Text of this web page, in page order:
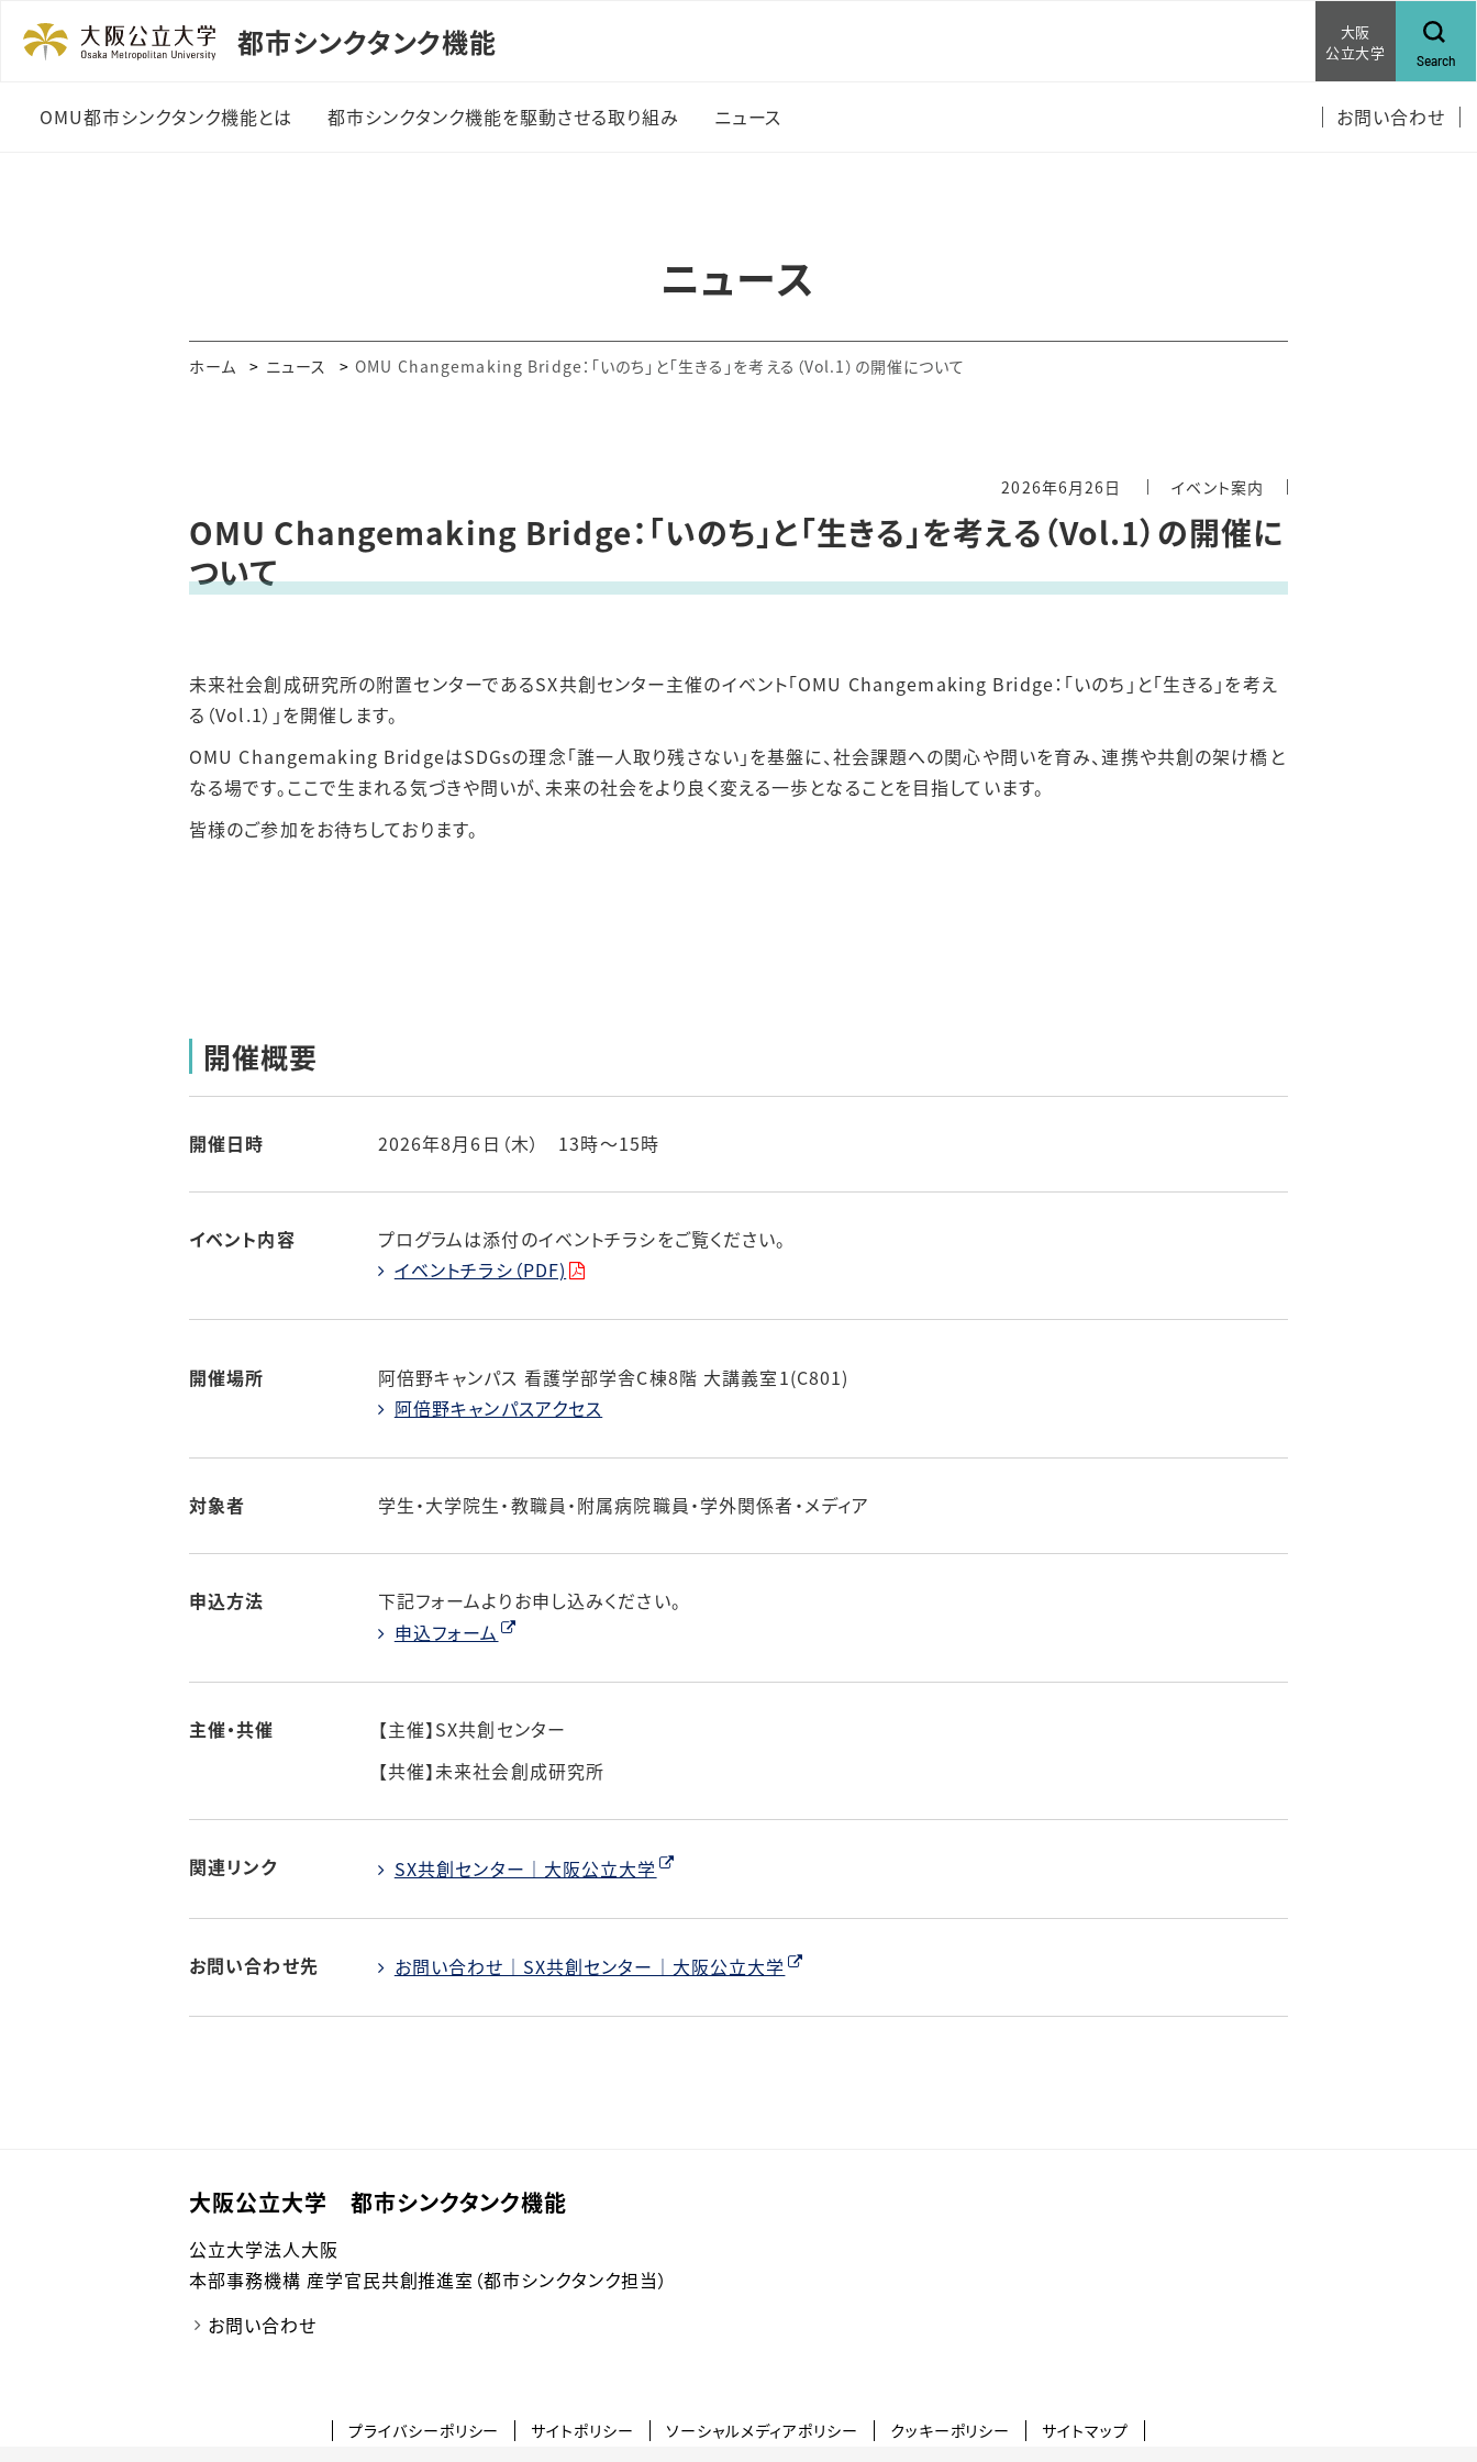
都市シンクタンク機能
大阪
公立大学
Search
OMU都市シンクタンク機能とは 都市シンクタンク機能を駆動させる取り組み
OMU・府市合同企画会
議
Mulcoプロジェクト
ニュース お問い合わせ
ニュース
ホーム ニュース OMU Changemaking Bridge：「いのち」と「生きる」を考える（Vol.1）の開催について
2026年6月26日 イベント案内
OMU Changemaking Bridge：「いのち」と「生きる」を考える（Vol.1）の開催に
ついて
未来社会創成研究所の附置センターであるSX共創センター主催のイベント「OMU Changemaking Bridge：「いのち」と「生きる」を考え
る（Vol.1）」を開催します。
OMU Changemaking BridgeはSDGsの理念「誰一人取り残さない」を基盤に、社会課題への関心や問いを育み、連携や共創の架け橋と
なる場です。ここで生まれる気づきや問いが、未来の社会をより良く変える一歩となることを目指しています。
皆様のご参加をお待ちしております。
開催概要
開催日時 2026年8月6日（木） 13時～15時
イベント内容
プログラムは添付のイベントチラシをご覧ください。
イベントチラシ（PDF)
開催場所
阿倍野キャンパス 看護学部学舎C棟8階 大講義室1(C801)
阿倍野キャンパスアクセス
対象者 学生・大学院生・教職員・附属病院職員・学外関係者・メディア
申込方法
下記フォームよりお申し込みください。
申込フォーム
主催・共催
【主催】SX共創センター
【共催】未来社会創成研究所
関連リンク SX共創センター｜大阪公立大学
お問い合わせ先 お問い合わせ｜SX共創センター｜大阪公立大学
大阪公立大学 都市シンクタンク機能
公立大学法人大阪
本部事務機構 産学官民共創推進室（都市シンクタンク担当）
お問い合わせ
プライバシーポリシー サイトポリシー ソーシャルメディアポリシー クッキーポリシー サイトマップ